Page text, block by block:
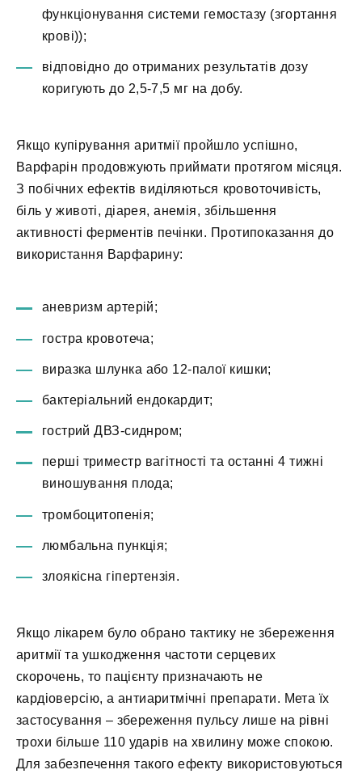
функціонування системи гемостазу (згортання
крові));
відповідно до отриманих результатів дозу
коригують до 2,5-7,5 мг на добу.
Якщо купірування аритмії пройшло успішно,
Варфарін продовжують приймати протягом місяця.
З побічних ефектів виділяються кровоточивість,
біль у животі, діарея, анемія, збільшення
активності ферментів печінки. Протипоказання до
використання Варфарину:
аневризм артерій;
гостра кровотеча;
виразка шлунка або 12-палої кишки;
бактеріальний ендокардит;
гострий ДВЗ-сиднром;
перші триместр вагітності та останні 4 тижні
виношування плода;
тромбоцитопенія;
люмбальна пункція;
злоякісна гіпертензія.
Якщо лікарем було обрано тактику не збереження
аритмії та ушкодження частоти серцевих
скорочень, то пацієнту призначають не
кардіоверсію, а антиаритмічні препарати. Мета їх
застосування – збереження пульсу лише на рівні
трохи більше 110 ударів на хвилину може спокою.
Для забезпечення такого ефекту використовуються